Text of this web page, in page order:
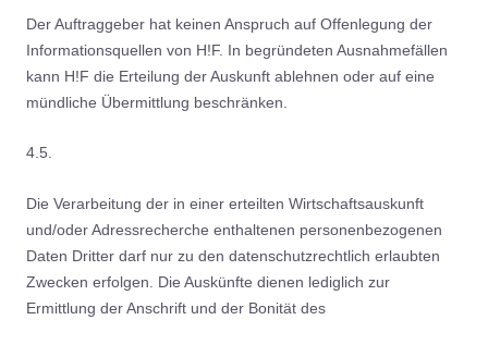
Der Auftraggeber hat keinen Anspruch auf Offenlegung der
Informationsquellen von H!F. In begründeten Ausnahmefällen
kann H!F die Erteilung der Auskunft ablehnen oder auf eine
mündliche Übermittlung beschränken.
4.5.
Die Verarbeitung der in einer erteilten Wirtschaftsauskunft
und/oder Adressrecherche enthaltenen personenbezogenen
Daten Dritter darf nur zu den datenschutzrechtlich erlaubten
Zwecken erfolgen. Die Auskünfte dienen lediglich zur
Ermittlung der Anschrift und der Bonität des